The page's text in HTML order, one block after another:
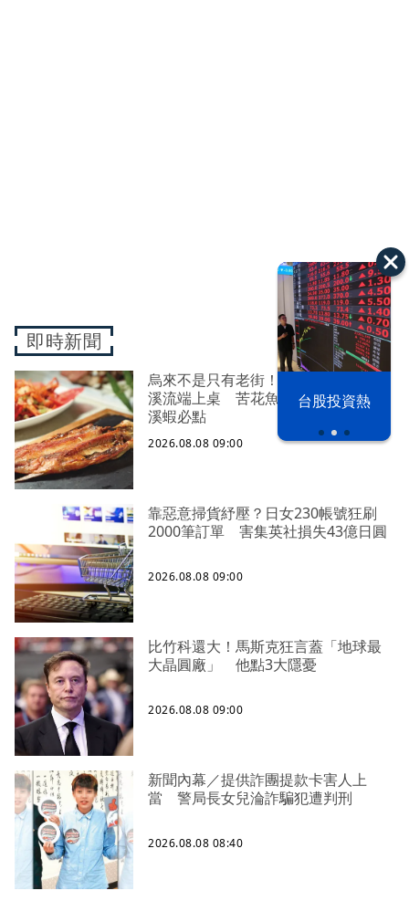
漢光42演習 台股投資熱
即時新聞
烏來不是只有老街！20年養魚職人把
溪流端上桌 苦花魚一夜干、炸南勢
溪蝦必點
2026.08.08 09:00
靠惡意掃貨紓壓？日女230帳號狂刷
2000筆訂單 害集英社損失43億日圓
2026.08.08 09:00
比竹科還大！馬斯克狂言蓋「地球最
大晶圓廠」 他點3大隱憂
2026.08.08 09:00
新聞內幕／提供詐團提款卡害人上
當 警局長女兒淪詐騙犯遭判刑
2026.08.08 08:40